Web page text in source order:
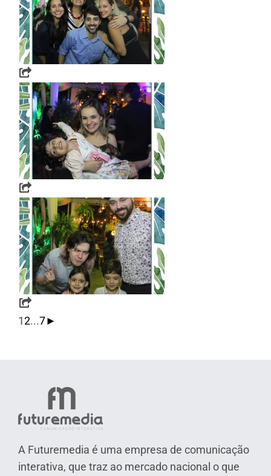
12...7►
A Futuremedia é uma empresa de comunicação
interativa, que traz ao mercado nacional o que